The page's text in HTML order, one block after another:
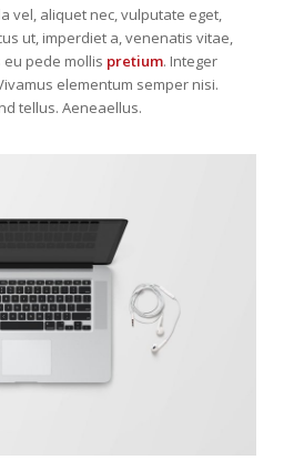
vel, aliquet nec, vulputate eget,
ut, imperdiet a, venenatis vitae,
eu pede mollis pretium. Integer
elementum semper nisi.
tellus. Aeneaellus.